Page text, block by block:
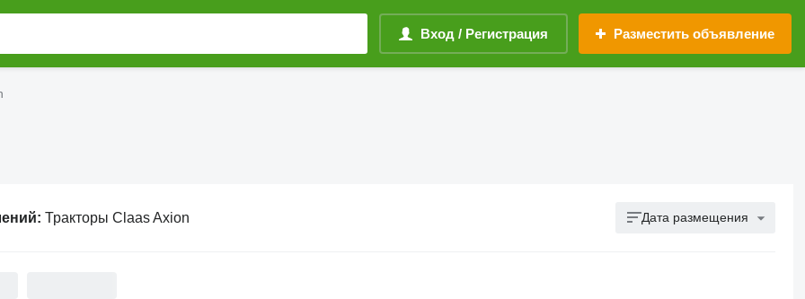
Вход / Регистрация Разместить объявление
Тракторы Claas Axion Дата размещения